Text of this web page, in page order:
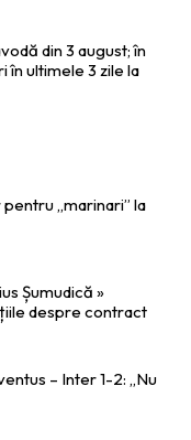
din 3 august; în
în ultimele 3 zile la
„marinari” la
Șumudică »
despre contract
– Inter 1-2: „Nu